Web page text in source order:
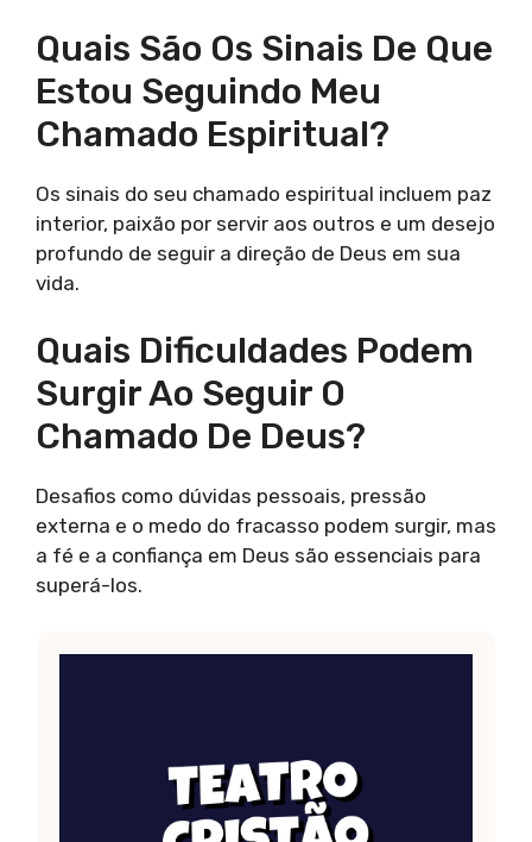
Quais São Os Sinais De Que
Estou Seguindo Meu
Chamado Espiritual?
Os sinais do seu chamado espiritual incluem paz
interior, paixão por servir aos outros e um desejo
profundo de seguir a direção de Deus em sua
vida.
Quais Dificuldades Podem
Surgir Ao Seguir O
Chamado De Deus?
Desafios como dúvidas pessoais, pressão
externa e o medo do fracasso podem surgir, mas
a fé e a confiança em Deus são essenciais para
superá-los.